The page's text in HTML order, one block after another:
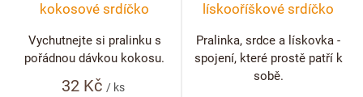
kokosové srdíčko
32 Kč/ ks
Vychutnejte si pralinku s
pořádnou dávkou kokosu.
lískooříškové srdíčko
Pralinka, srdce a lískovka -
spojení, které prostě patří k
sobě.